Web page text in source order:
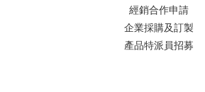
經銷合作申請
企業採購及訂製
產品特派員招募